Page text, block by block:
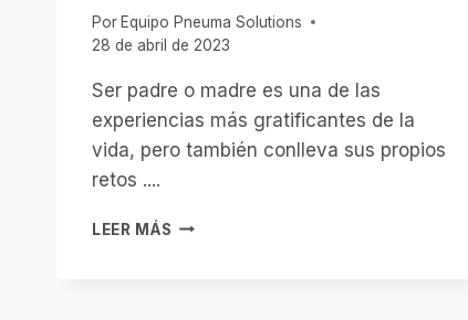
Por Equipo Pneuma Solutions
28 de abril de 2023
Ser padre o madre es una de las
experiencias más gratificantes de la
vida, pero también conlleva sus propios
retos ....
LEER MÁS CRIAR